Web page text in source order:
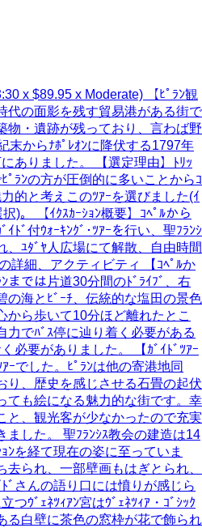
x $89.95 x Moderate) 【ﾋﾟﾗﾝ観
代の面影を残す貿易港がある街で
物・遺跡が残っており、言わば野
末からﾅﾎﾟﾚｵﾝに降伏する1797年
ありました。 【選定理由】ﾄﾘｯ
ﾟﾗﾝの方が圧倒的に多いことからｺ
的と考えこのﾂｱｰを選びました(ｲ
)。 【ｲｸｽｶｰｼｮﾝ概要】ｺﾍﾟﾙから
ｲﾄﾞ付ｳｫｰｷﾝｸﾞ･ﾂｱｰを行い、聖ﾌﾗﾝｼ
、ﾕﾀﾞﾔ人広場にて解散、自由時間
詳細、アクティビティ 【ｺﾍﾟﾙか
までは片道30分間のﾄﾞﾗｲﾌﾞ、右
の海とﾋﾞｰﾁ、伝統的な塩田の景色
から歩いて10分ほど離れたとこ
力でﾊﾞｽ停に辿り着く必要がある
必要がありました。 【ｶﾞｲﾄﾞﾂｱｰ
ｰでした。ﾋﾟﾗﾝは他の寄港地同
り、歴史を感じさせる石畳の起伏
ても絵になる魅力的な街です。幸
と、観光客が少なかったので充実
ました。 聖ﾌﾗﾝｼｽ教会の建造は14
ﾝを経て現在の姿に至っていま
られ、一部壁画もはぎとられ、
ﾞさんの語り口には憤りが感じら
つｳﾞｪﾈﾂｨｱﾝ宮はｳﾞｪﾈﾂｨｱ・ｺﾞｼｯｸ
る白壁に茶色の窓枠が花で飾られ